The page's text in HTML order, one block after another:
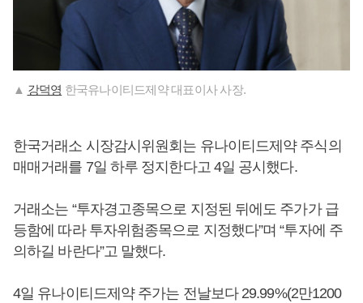
▲ 강덕영 한국유나이티드제약 대표이사 사장.
한국거래소 시장감시위원회는 유나이티드제약 주식의
매매거래를 7일 하루 정지한다고 4일 공시했다.
거래소는 “투자경고종목으로 지정된 뒤에도 주가가 급
등함에 따라 투자위험종목으로 지정했다”며 “투자에 주
의하길 바란다”고 말했다.
4일 유나이티드제약 주가는 전날보다 29.99%(2만1200